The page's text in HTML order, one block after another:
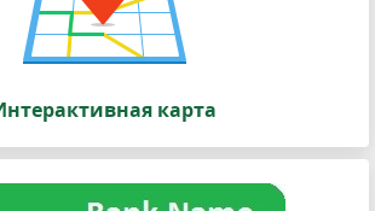
карта